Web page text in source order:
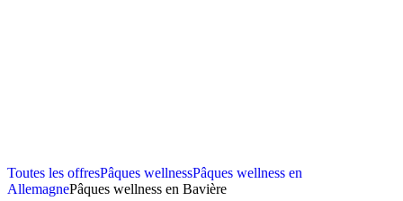
Toutes les offresPâques wellnessPâques wellness en
AllemagnePâques wellness en Bavière